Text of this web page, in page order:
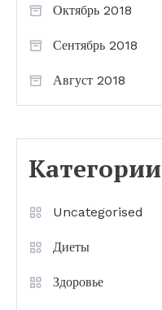
Октябрь 2018
Сентябрь 2018
Август 2018
Категории
Uncategorised
Диеты
Здоровье